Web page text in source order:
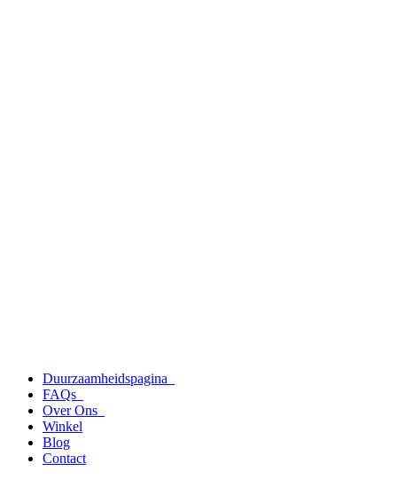
Duurzaamheidspagina
FAQs
Over Ons
Winkel
Blog
Contact